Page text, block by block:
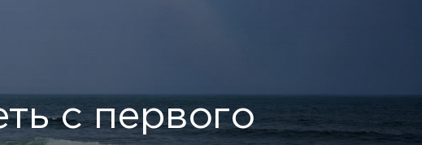
с первого